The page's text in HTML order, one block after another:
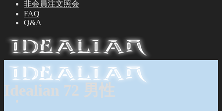
非会員注文照会
FAQ
Q&A
Idealian 72 男性